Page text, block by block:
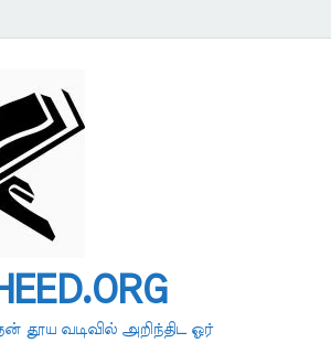
வடிவில் அறிந்திட ஓர்